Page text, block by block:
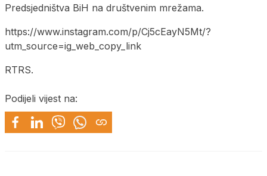
Predsjedništva BiH na društvenim mrežama.
https://www.instagram.com/p/Cj5cEayN5Mt/?
utm_source=ig_web_copy_link
RTRS.
Podijeli vijest na: